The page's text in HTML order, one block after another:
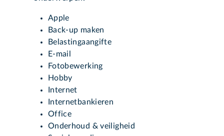
Apple
Back-up maken
Belastingaangifte
E-mail
Fotobewerking
Hobby
Internet
Internetbankieren
Office
Onderhoud & veiligheid